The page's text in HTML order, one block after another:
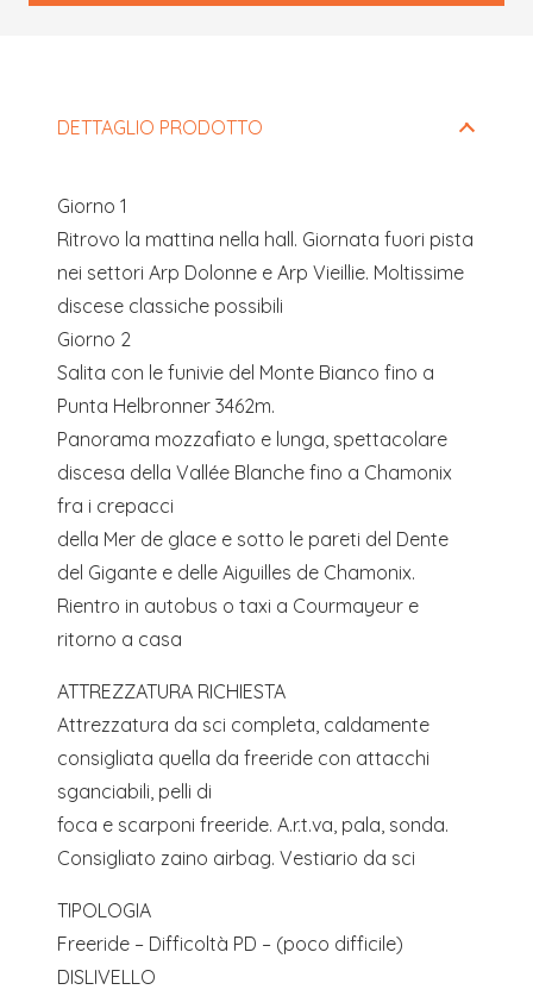
essere
vuoto
DETTAGLIO PRODOTTO
Giorno 1
Ritrovo la mattina nella hall. Giornata fuori pista
nei settori Arp Dolonne e Arp Vieillie. Moltissime
discese classiche possibili
Giorno 2
Salita con le funivie del Monte Bianco fino a
Punta Helbronner 3462m.
Panorama mozzafiato e lunga, spettacolare
discesa della Vallée Blanche fino a Chamonix
fra i crepacci
della Mer de glace e sotto le pareti del Dente
del Gigante e delle Aiguilles de Chamonix.
Rientro in autobus o taxi a Courmayeur e
ritorno a casa
ATTREZZATURA RICHIESTA
Attrezzatura da sci completa, caldamente
consigliata quella da freeride con attacchi
sganciabili, pelli di
foca e scarponi freeride. A.r.t.va, pala, sonda.
Consigliato zaino airbag. Vestiario da sci
TIPOLOGIA
Freeride – Difficoltà PD – (poco difficile)
DISLIVELLO